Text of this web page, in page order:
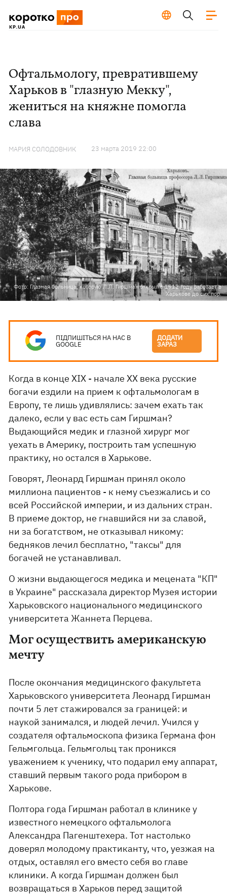
Офтальмологу, превратившему
Харьков в "глазную Мекку",
жениться на княжне помогла
слава
МАРИЯ СОЛОДОВНИК 23 марта 2019 22:00
Фото: Глазная больница, которую Л.Л. Гиршман открыл в 1912 году работает в
Харькове до сих пор.
ПІДПИШІТЬСЯ НА НАС В
GOOGLE
ДОДАТИ
ЗАРАЗ
Когда в конце XIX - начале XX века русские
богачи ездили на прием к офтальмологам в
Европу, те лишь удивлялись: зачем ехать так
далеко, если у вас есть сам Гиршман?
Выдающийся медик и глазной хирург мог
уехать в Америку, построить там успешную
практику, но остался в Харькове.
Говорят, Леонард Гиршман принял около
миллиона пациентов - к нему съезжались и со
всей Российской империи, и из дальних стран.
В приеме доктор, не гнавшийся ни за славой,
ни за богатством, не отказывал никому:
бедняков лечил бесплатно, "таксы" для
богачей не устанавливал.
О жизни выдающегося медика и мецената "КП"
в Украине" рассказала директор Музея истории
Харьковского национального медицинского
университета Жаннета Перцева.
Мог осуществить американскую
мечту
После окончания медицинского факультета
Харьковского университета Леонард Гиршман
почти 5 лет стажировался за границей: и
наукой занимался, и людей лечил. Учился у
создателя офтальмоскопа физика Германа фон
Гельмгольца. Гельмгольц так проникся
уважением к ученику, что подарил ему аппарат,
ставший первым такого рода прибором в
Харькове.
Полтора года Гиршман работал в клинике у
известного немецкого офтальмолога
Александра Пагенштехера. Тот настолько
доверял молодому практиканту, что, уезжая на
отдых, оставлял его вместо себя во главе
клиники. А когда Гиршман должен был
возвращаться в Харьков перед защитой